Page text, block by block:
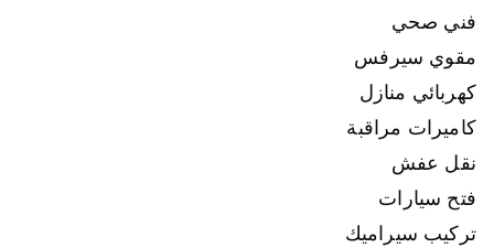
فني صحي
مقوي سيرفس
كهربائي منازل
كاميرات مراقبة
نقل عفش
فتح سيارات
تركيب سيراميك